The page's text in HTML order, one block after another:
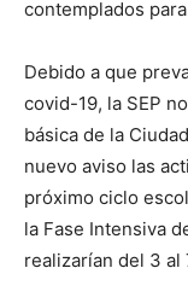
contemplados
Debido a que
covid-19, la SEP
básica de la
nuevo aviso las
próximo ciclo
la Fase Intensiva
realizarían del 3 al